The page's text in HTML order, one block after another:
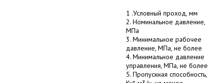
1 .Условный проход, мм
2. Номинальное давление,
МПа
3. Минимальное рабочее
давление, МПа, не более
4. Минимальное давление
управления, МПа, не более
5. Пропускная способность,